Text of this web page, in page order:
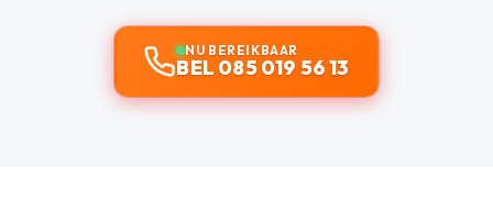
NU BEREIKBAAR
BEL 085 019 56 13